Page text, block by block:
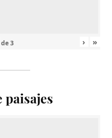
de3 › »
paisajes